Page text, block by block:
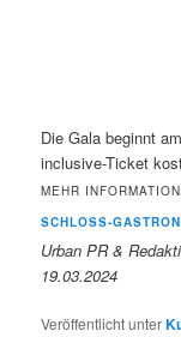
Die Gala beginnt
inclusive-Ticket
MEHR
SCHLOSS-
Urban PR &
19.03.2024
Veröffentlicht unter